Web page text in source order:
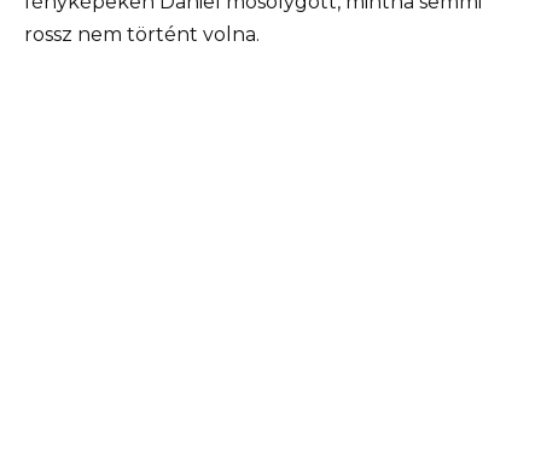
rossz nem történt volna.